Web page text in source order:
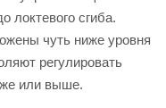
локтевого сгиба.
чуть ниже уровня
регулировать
или выше.